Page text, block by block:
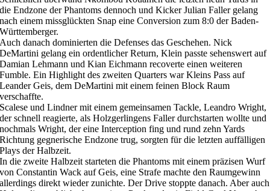
die Endzone der Phantoms dennoch und Kicker Julian Faller gelang
nach einem missglückten Snap eine Conversion zum 8:0 der Baden-
Württemberger.
Auch danach dominierten die Defenses das Geschehen. Nick
DeMartini gelang ein ordentlicher Return, Klein passte sehenswert auf
Damian Lehmann und Kian Eichmann recoverte einen weiteren
Fumble. Ein Highlight des zweiten Quarters war Kleins Pass auf
Leander Geis, dem DeMartini mit einem feinen Block Raum
verschaffte.
Scalese und Lindner mit einem gemeinsamen Tackle, Leandro Wright,
der schnell reagierte, als Holzgerlingens Faller durchstarten wollte und
nochmals Wright, der eine Interception fing und rund zehn Yards
Richtung gegnerische Endzone trug, sorgten für die letzten auffälligen
Plays der Halbzeit.
In die zweite Halbzeit starteten die Phantoms mit einem präzisen Wurf
von Constantin Wack auf Geis, eine Strafe machte den Raumgewinn
allerdings direkt wieder zunichte. Der Drive stoppte danach. Aber auch